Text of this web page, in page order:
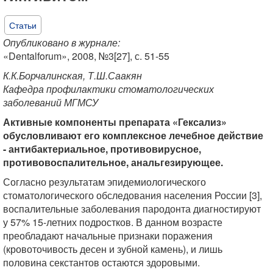
Статьи
Опубликовано в журнале:
«Dentalforum», 2008, №3[27], с. 51-55
К.К.Борчалинская, Т.Ш.Саакян
Кафедра профилактики стоматологических
заболеваний МГМСУ
Активные компоненты препарата «Гексализ»
обусловливают его комплексное лечебное действие
- антибактериальное, противовирусное,
противовоспалительное, анальгезирующее.
Согласно результатам эпидемиологического
стоматологического обследования населения России [3],
воспалительные заболевания пародонта диагностируют
у 57% 15-летних подростков. В данном возрасте
преобладают начальные признаки поражения
(кровоточивость десен и зубной камень), и лишь
половина секстантов остаются здоровыми.